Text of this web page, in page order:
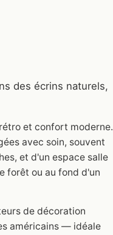
des écrins naturels,
et confort moderne.
avec soin, souvent
et d'un espace salle
forêt ou au fond d'un
de décoration
américains — idéale